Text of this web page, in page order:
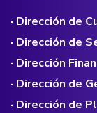
· Dirección de
· Dirección de
· Dirección
· Dirección de
· Dirección de